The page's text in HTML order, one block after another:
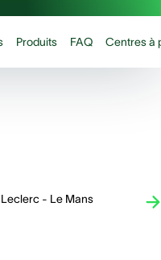
Produits FAQ Centres à
- Le Mans